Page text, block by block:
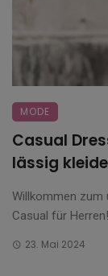
MODE
Casual
lässig
Willkommen zum
Casual für
23. Mai 2024